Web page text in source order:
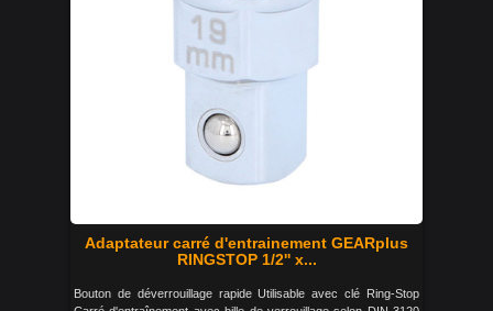
Adaptateur carré d'entrainement GEARplus
RINGSTOP 1/2'' x...
Bouton de déverrouillage rapide Utilisable avec clé Ring-Stop